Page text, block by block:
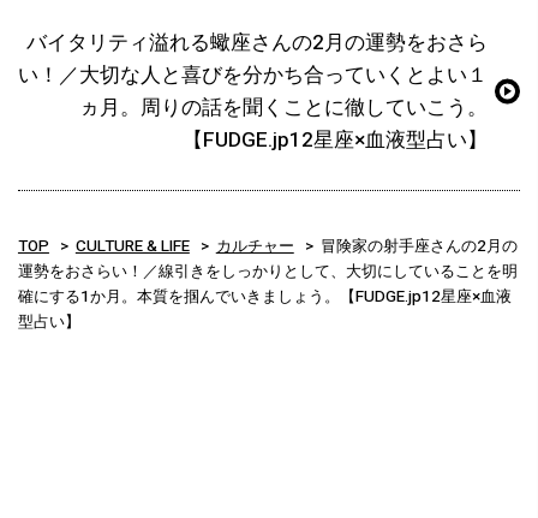
バイタリティ溢れる蠍座さんの2月の運勢をおさら
い！／大切な人と喜びを分かち合っていくとよい１
ヵ月。周りの話を聞くことに徹していこう。
【FUDGE.jp12星座×血液型占い】
TOP CULTURE & LIFE カルチャー
冒険家の射手座さんの2月の
運勢をおさらい！／線引きをしっかりとして、大切にしていることを明
確にする1か月。本質を掴んでいきましょう。【FUDGE.jp12星座×血液
型占い】